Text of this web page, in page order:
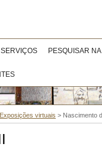
SERVIÇOS PESQUISAR
Exposições virtuais > Nascimento